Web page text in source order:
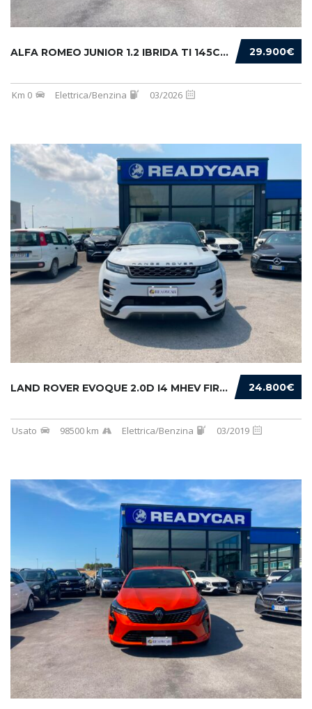
29.900€
ALFA ROMEO JUNIOR 1.2 IBRIDA TI 145CV EDCT6
Km 0 Elettrica/Benzina 03/2026
24.800€
LAND ROVER EVOQUE 2.0D I4 MHEV FIRST EDITION...
Usato 98500 km Elettrica/Benzina 03/2019